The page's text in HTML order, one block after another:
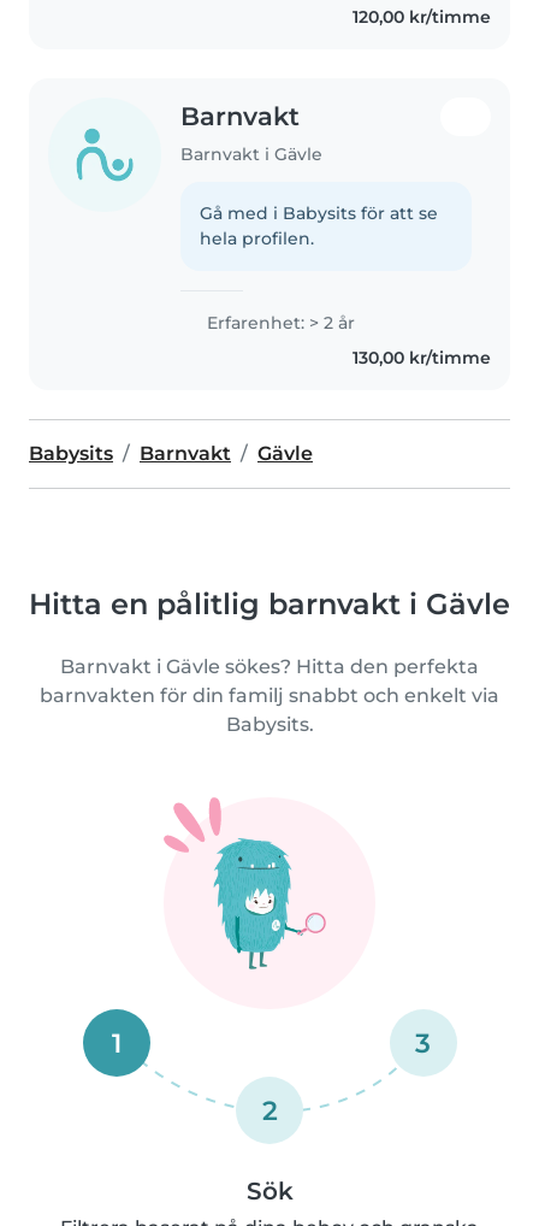
120,00 kr/timme
Barnvakt
Barnvakt i Gävle
Gå med i Babysits för att se
hela profilen.
Erfarenhet: > 2 år
130,00 kr/timme
Babysits Barnvakt Gävle
Hitta en pålitlig barnvakt i Gävle
Barnvakt i Gävle sökes? Hitta den perfekta
barnvakten för din familj snabbt och enkelt via
Babysits.
1
2
3
Sök